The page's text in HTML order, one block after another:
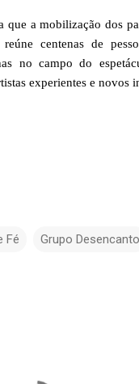
que a mobilização dos
centenas de
no campo do
experientes e novos
Fé Grupo Desencanto